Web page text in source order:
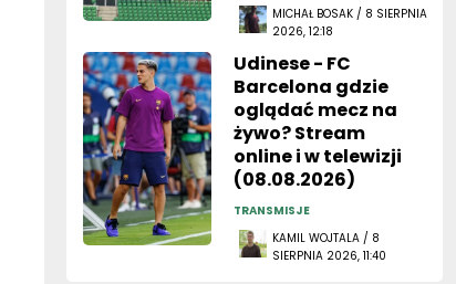
MICHAŁ BOSAK / 8 SIERPNIA
2026, 12:18
Udinese - FC
Barcelona gdzie
oglądać mecz na
żywo? Stream
online i w telewizji
(08.08.2026)
TRANSMISJE
KAMIL WOJTALA / 8
SIERPNIA 2026, 11:40